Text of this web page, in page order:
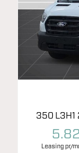
Leasing pr/